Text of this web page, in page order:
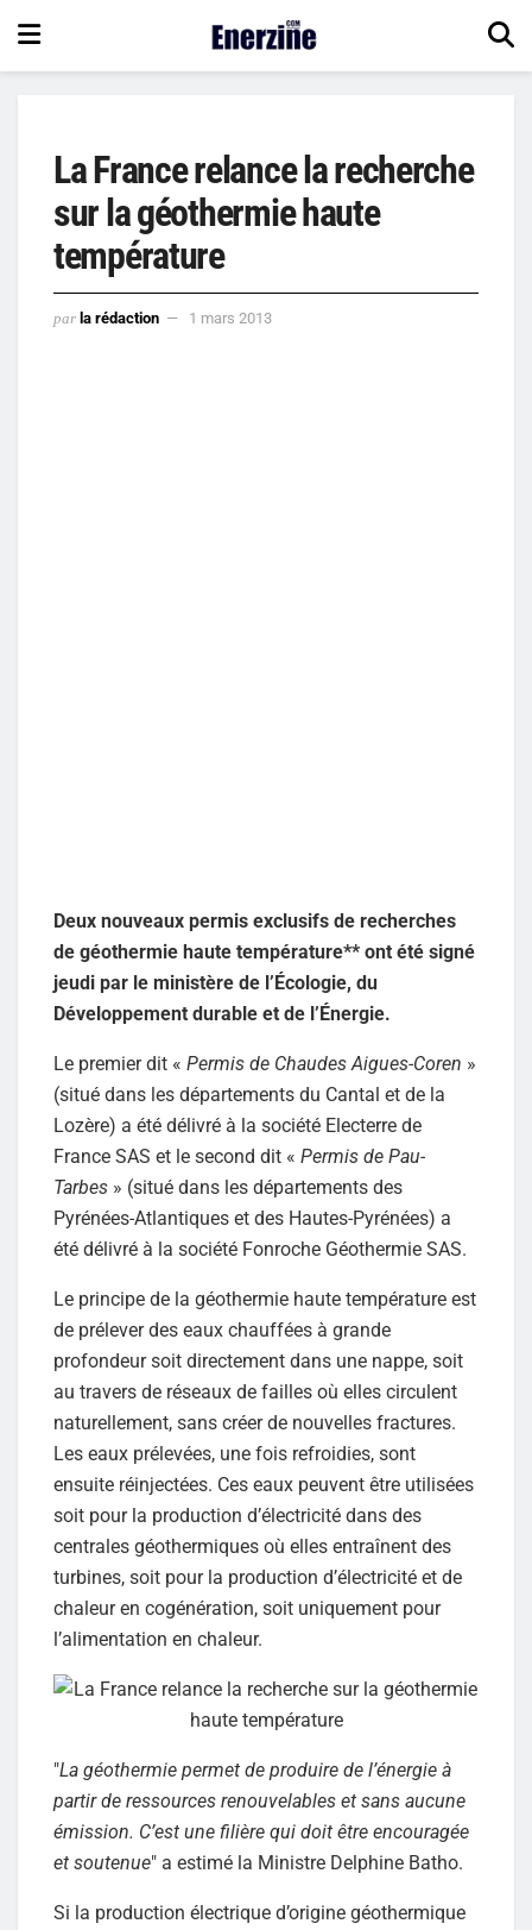
La France relance la recherche
sur la géothermie haute
température
par la rédaction 1 mars 2013
Deux nouveaux permis exclusifs de recherches
de géothermie haute température** ont été signé
jeudi par le ministère de l’Écologie, du
Développement durable et de l’Énergie.
Le premier dit « Permis de Chaudes Aigues-Coren »
(situé dans les départements du Cantal et de la
Lozère) a été délivré à la société Electerre de
France SAS et le second dit « Permis de Pau-
Tarbes » (situé dans les départements des
Pyrénées-Atlantiques et des Hautes-Pyrénées) a
été délivré à la société Fonroche Géothermie SAS.
Le principe de la géothermie haute température est
de prélever des eaux chauffées à grande
profondeur soit directement dans une nappe, soit
au travers de réseaux de failles où elles circulent
naturellement, sans créer de nouvelles fractures.
Les eaux prélevées, une fois refroidies, sont
ensuite réinjectées. Ces eaux peuvent être utilisées
soit pour la production d’électricité dans des
centrales géothermiques où elles entraînent des
turbines, soit pour la production d’électricité et de
chaleur en cogénération, soit uniquement pour
l’alimentation en chaleur.
"La géothermie permet de produire de l’énergie à
partir de ressources renouvelables et sans aucune
émission. C’est une filière qui doit être encouragée
et soutenue" a estimé la Ministre Delphine Batho.
Si la production électrique d’origine géothermique